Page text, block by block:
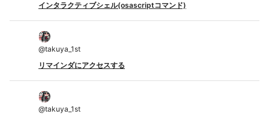
インタラクティブシェル(osascriptコマンド)
@takuya_1st
リマインダにアクセスする
@takuya_1st